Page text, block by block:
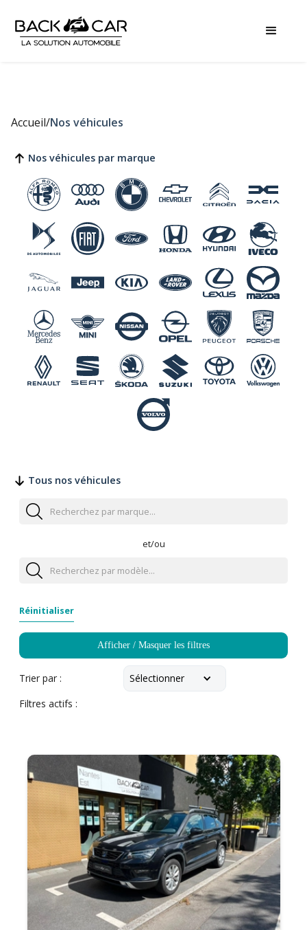
Accueil/Nos véhicules
Nos véhicules par marque
Tous nos véhicules
et/ou
Réinitialiser
Afficher / Masquer les filtres
Filtres actifs :
Trier par : Sélectionner